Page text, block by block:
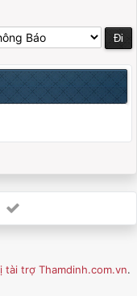
tài trợ Thamdinh.com.vn.